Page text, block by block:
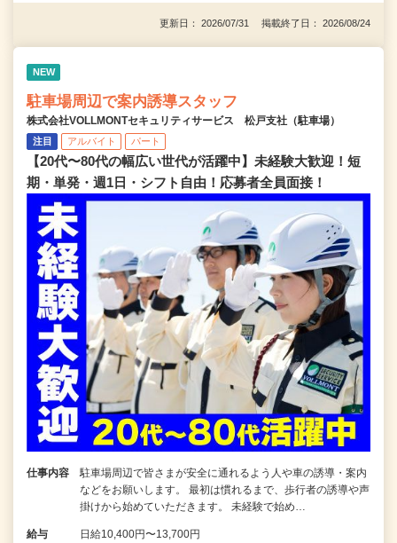
更新日： 2026/07/31 掲載終了日： 2026/08/24
NEW
駐車場周辺で案内誘導スタッフ
株式会社VOLLMONTセキュリティサービス 松戸支社（駐車場）
注目 アルバイト パート
【20代〜80代の幅広い世代が活躍中】未経験大歓迎！短
期・単発・週1日・シフト自由！応募者全員面接！
仕事内容
駐車場周辺で皆さまが安全に通れるよう人や車の誘導・案内
などをお願いします。 最初は慣れるまで、歩行者の誘導や声
掛けから始めていただきます。 未経験で始め…
給与 日給10,400円〜13,700円